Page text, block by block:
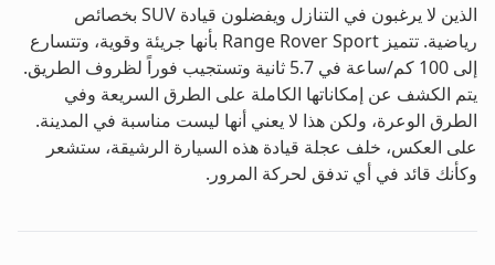
الذين لا يرغبون في التنازل ويفضلون قيادة SUV بخصائص
رياضية. تتميز Range Rover Sport بأنها جريئة وقوية، وتتسارع
إلى 100 كم/ساعة في 5.7 ثانية وتستجيب فوراً لظروف الطريق.
يتم الكشف عن إمكاناتها الكاملة على الطرق السريعة وفي
الطرق الوعرة، ولكن هذا لا يعني أنها ليست مناسبة في المدينة.
على العكس، خلف عجلة قيادة هذه السيارة الرشيقة، ستشعر
وكأنك قائد في أي تدفق لحركة المرور.